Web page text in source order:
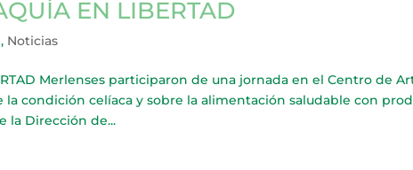
EN LIBERTAD
, Noticias
Merlenses participaron de una jornada en el Centro de
condición celíaca y sobre la alimentación saludable con
la Dirección de...